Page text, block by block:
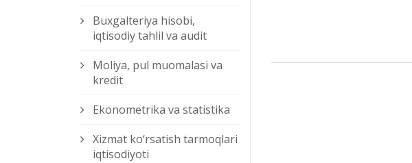
Buxgalteriya hisobi,
iqtisodiy tahlil va audit
Moliya, pul muomalasi va
kredit
Ekonometrika va statistika
Xizmat kо‘rsatish tarmoqlari
iqtisodiyoti